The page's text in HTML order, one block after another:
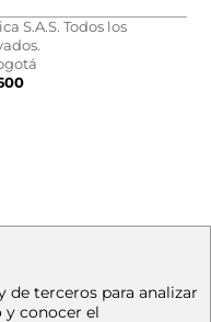
S.A.S. Todos los
de terceros para analizar
y conocer el